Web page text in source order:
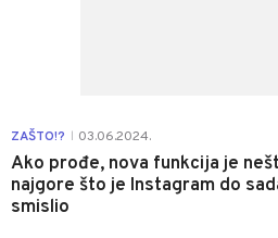
ZAŠTO!? 03.06.2024.
Ako prođe, nova funkcija je
najgore što je Instagram do
smislio